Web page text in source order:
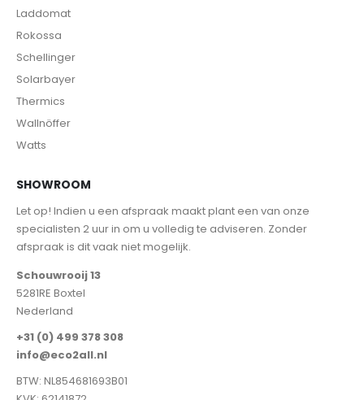
Laddomat
Rokossa
Schellinger
Solarbayer
Thermics
Wallnöffer
Watts
SHOWROOM
Let op! Indien u een afspraak maakt plant een van onze
specialisten 2 uur in om u volledig te adviseren. Zonder
afspraak is dit vaak niet mogelijk.
Schouwrooij 13
5281RE Boxtel
Nederland
+31 (0) 499 378 308
info@eco2all.nl
BTW: NL854681693B01